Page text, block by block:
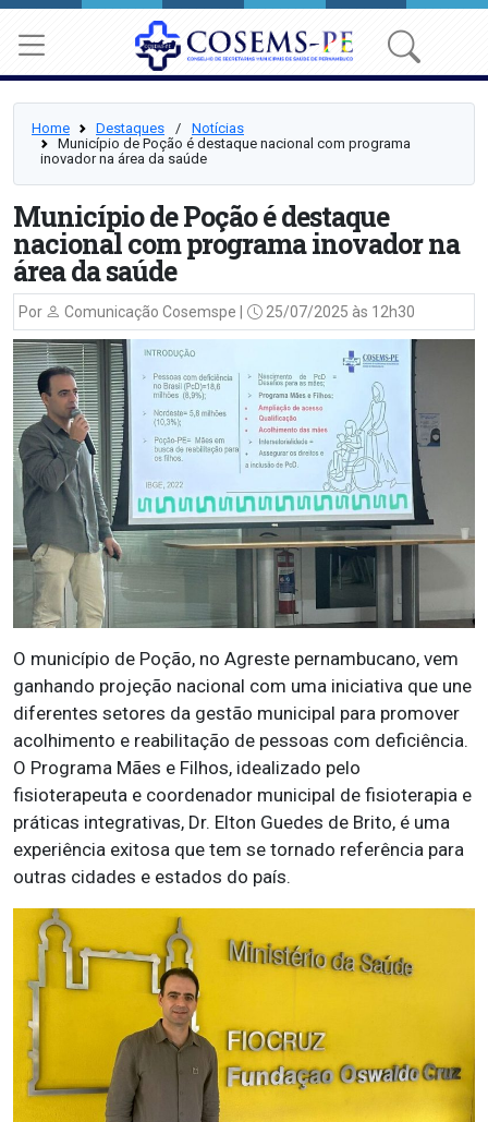
Home Destaques ⠀/⠀ Notícias
Município de Poção é destaque nacional com programa
inovador na área da saúde
Município de Poção é destaque
nacional com programa inovador na
área da saúde
Por Comunicação Cosemspe | 25/07/2025 às 12h30
O município de Poção, no Agreste pernambucano, vem
ganhando projeção nacional com uma iniciativa que une
diferentes setores da gestão municipal para promover
acolhimento e reabilitação de pessoas com deficiência.
O Programa Mães e Filhos, idealizado pelo
fisioterapeuta e coordenador municipal de fisioterapia e
práticas integrativas, Dr. Elton Guedes de Brito, é uma
experiência exitosa que tem se tornado referência para
outras cidades e estados do país.